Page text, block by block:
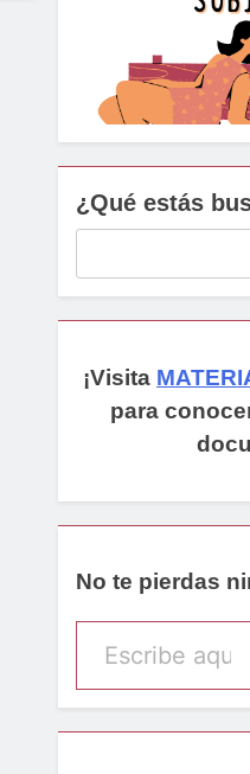
¿Qué estás
¡Visita
para
No te pierdas
Escribe aquí tu email